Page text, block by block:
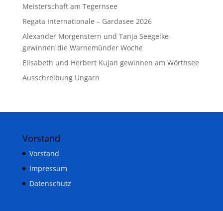
Meisterschaft am Tegernsee
Regata Internationale – Gardasee 2026
Alexander Morgenstern und Tanja Seegelke
gewinnen die Warnemünder Woche
Elisabeth und Herbert Kujan gewinnen am Wörthsee
Ausschreibung Ungarn
Vorstand
Vorstand
Impressum
Datenschutz